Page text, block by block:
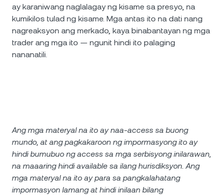
ay karaniwang naglalagay ng kisame sa presyo, na
kumikilos tulad ng kisame. Mga antas ito na dati nang
nagreaksyon ang merkado, kaya binabantayan ng mga
trader ang mga ito — ngunit hindi ito palaging
nananatili.
Ang mga materyal na ito ay naa-access sa buong
mundo, at ang pagkakaroon ng impormasyong ito ay
hindi bumubuo ng access sa mga serbisyong inilarawan,
na maaaring hindi available sa ilang hurisdiksyon. Ang
mga materyal na ito ay para sa pangkalahatang
impormasyon lamang at hindi inilaan bilang